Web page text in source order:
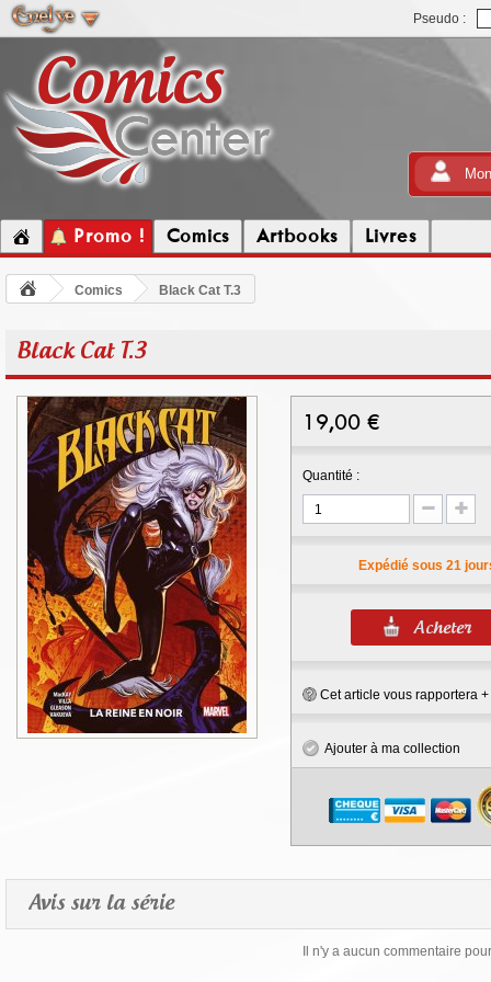
Pseudo :
Promo ! Comics Artbooks Livres
Comics Black Cat T.3
Black Cat T.3
19,00 €
Quantité :
Expédié sous 21
Cet article vous rapportera +
Ajouter à ma collection
Avis sur la série
Il n'y a aucun commentaire